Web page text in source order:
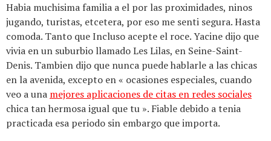
Habia muchisima familia a el por las proximidades, ninos
jugando, turistas, etcetera, por eso me senti segura. Hasta
comoda. Tanto que Incluso acepte el roce. Yacine dijo que
vivia en un suburbio llamado Les Lilas, en Seine-Saint-
Denis. Tambien dijo que nunca puede hablarle a las chicas
en la avenida, excepto en « ocasiones especiales, cuando
veo a una mejores aplicaciones de citas en redes sociales
chica tan hermosa igual que tu ». Fiable debido a tenia
practicada esa periodo sin embargo que importa.